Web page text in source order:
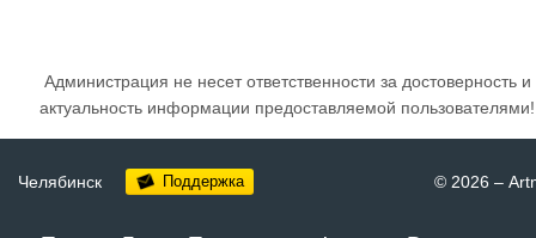
Администрация не несет ответственности за достоверность и
актуальность информации предоставляемой пользователями!
Челябинск Поддержка © 2026 –